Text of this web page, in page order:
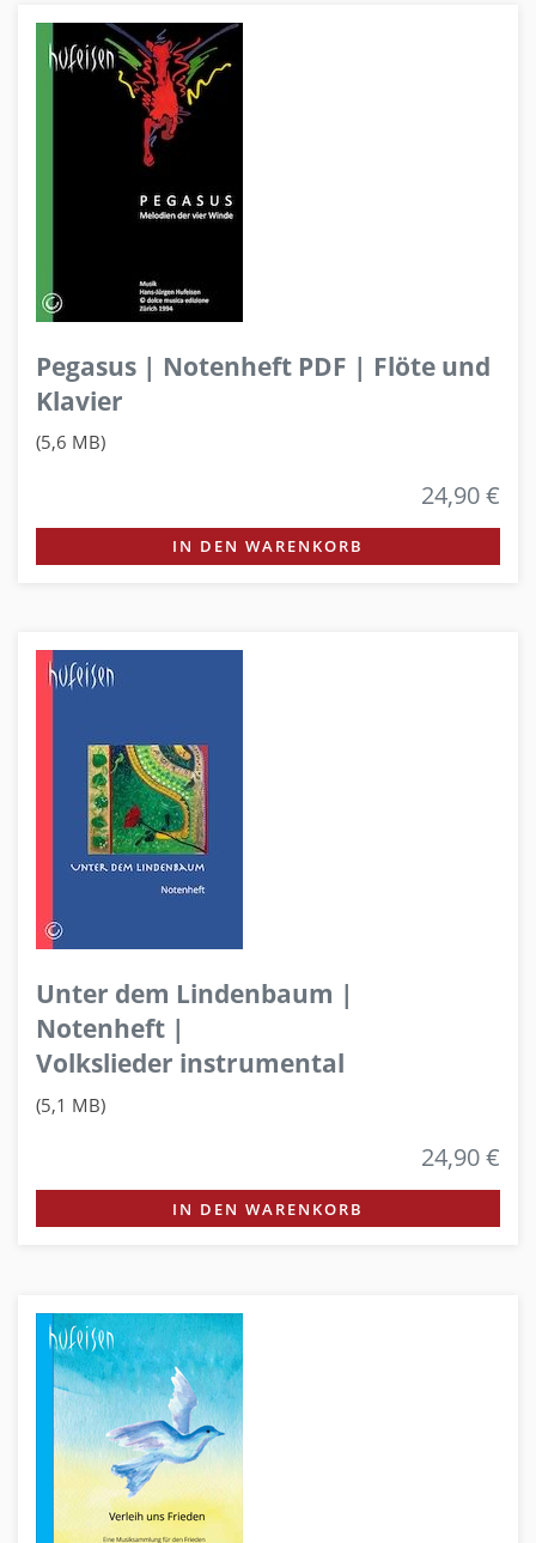
Pegasus | Notenheft PDF | Flöte und
Klavier
(5,6 MB)
24,90 €
IN DEN WARENKORB
Unter dem Lindenbaum |
Notenheft |
Volkslieder instrumental
(5,1 MB)
24,90 €
IN DEN WARENKORB